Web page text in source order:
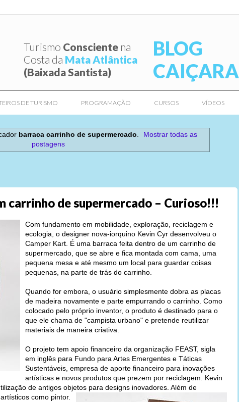
Turismo Consciente na
Costa da Mata Atlântica
(Baixada Santista)
BLOG
CAIÇARA
DE TURISMO PROGRAMAÇÃO CURSOS VÍDEOS
barraca carrinho de supermercado
Mostrar todas as
postagens
carrinho de supermercado – Curioso!!!
Com fundamento em mobilidade, exploração, reciclagem e
ecologia, o designer nova-iorquino Kevin Cyr desenvolveu o
Camper Kart. É uma barraca feita dentro de um carrinho de
supermercado, que se abre e fica montada com cama, uma
pequena mesa e até mesmo um local para guardar coisas
pequenas, na parte de trás do carrinho.
Quando for embora, o usuário simplesmente dobra as placas
de madeira novamente e parte empurrando o carrinho. Como
colocado pelo próprio inventor, o produto é destinado para o
que ele chama de "campista urbano" e pretende reutilizar
materiais de maneira criativa.
O projeto tem apoio financeiro da organização FEAST, sigla
em inglês para Fundo para Artes Emergentes e Táticas
Sustentáveis, empresa de aporte financeiro para inovações
artísticas e novos produtos que prezem por reciclagem. Kevin
de antigos objetos para designs inovadores. Além de
como pintor.